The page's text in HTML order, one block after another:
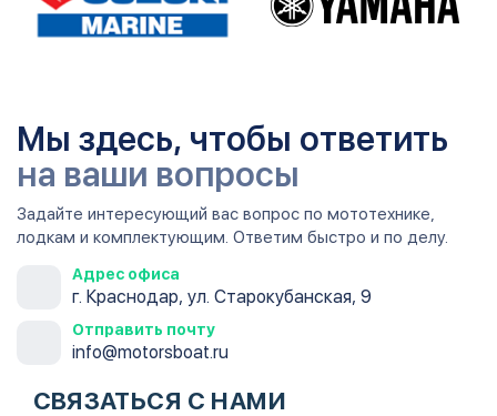
Мы здесь, чтобы ответить
на ваши вопросы
Задайте интересующий вас вопрос по мототехнике,
лодкам и комплектующим. Ответим быстро и по делу.
Адрес офиса
г. Краснодар, ул. Старокубанская, 9
Отправить почту
info@motorsboat.ru
СВЯЗАТЬСЯ С НАМИ